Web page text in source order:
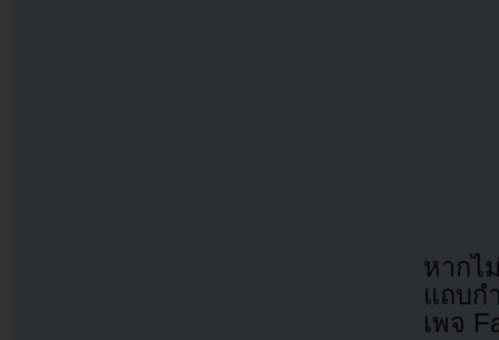
หากไ
แถบก
เพจ